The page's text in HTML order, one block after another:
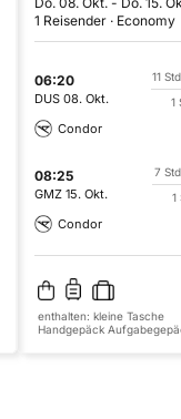
1 Reisender
Economy
06:20
DUS 08. Okt.
11
1
Condor
08:25
GMZ 15. Okt.
7
1
Condor
enthalten: kleine Tasche
Handgepäck